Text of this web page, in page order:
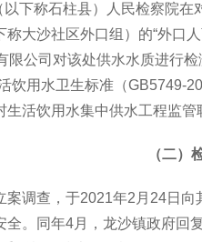
下称石柱县）人民检察院
大沙社区外口组）的“外口
限公司对该处供水水质进行
饮用水卫生标准（GB5749-
活饮用水集中供水工程监
（二）
调查，于2021年2月24日
全。同年4月，龙沙镇政府